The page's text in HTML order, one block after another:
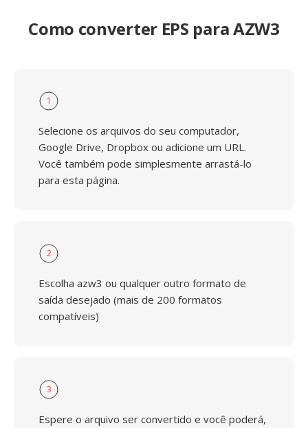
Como converter EPS para AZW3
1
Selecione os arquivos do seu computador,
Google Drive, Dropbox ou adicione um URL.
Você também pode simplesmente arrastá-lo
para esta página.
2
Escolha azw3 ou qualquer outro formato de
saída desejado (mais de 200 formatos
compatíveis)
3
Espere o arquivo ser convertido e você poderá,